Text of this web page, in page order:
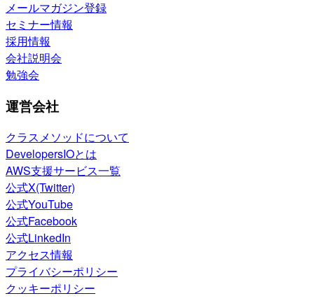
メールマガジン登録
セミナー情報
採用情報
会社説明会
勉強会
運営会社
クラスメソッドについて
DevelopersIOとは
AWS支援サービス一覧
公式X(Twitter)
公式YouTube
公式Facebook
公式LinkedIn
アクセス情報
プライバシーポリシー
クッキーポリシー